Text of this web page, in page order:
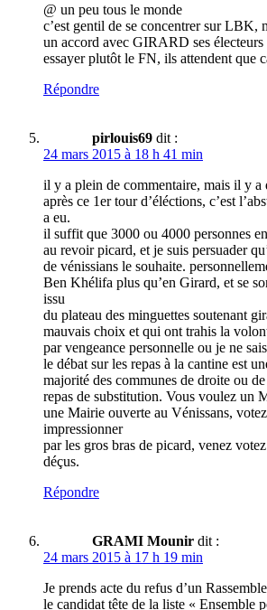
@ un peu tous le monde
c’est gentil de se concentrer sur LBK,
un accord avec GIRARD ses électeurs
essayer plutôt le FN, ils attendent que
Répondre
pirlouis69 dit :
24 mars 2015 à 18 h 41 min
il y a plein de commentaire, mais il y a
après ce 1er tour d’éléctions, c’est
a eu.
il suffit que 3000 ou 4000 personnes
au revoir picard, et je suis persuader
de vénissians le souhaite.
Ben Khélifa plus qu’en Girard, et se
issu
du plateau des minguettes soutenant
mauvais choix et qui ont trahis la
par vengeance personnelle ou je ne
le débat sur les repas à la cantine est
majorité des communes de droite ou
repas de substitution. Vous voulez un
une Mairie ouverte au Vénissans,
impressionner
par les gros bras de picard, venez
déçus.
Répondre
GRAMI Mounir dit :
24 mars 2015 à 17 h 19 min
Je prends acte du refus d’un
le candidat tête de la liste « Ensemble